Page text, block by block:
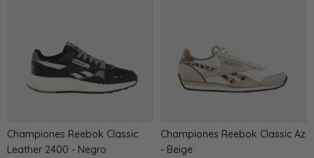
Championes Reebok Classic
Leather 2400 - Negro
Championes Reebok Classic Az
- Beige